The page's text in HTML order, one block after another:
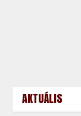
AKTUÁLIS